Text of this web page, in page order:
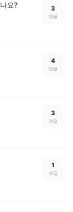
요? 3
댓글
4
댓글
3
댓글
1
댓글